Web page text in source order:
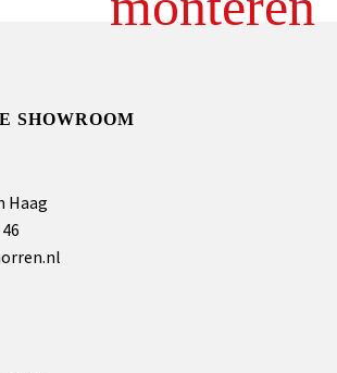
SHOWROOM
Haag